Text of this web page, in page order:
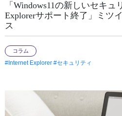
「Windows11の新しいセキュ
Explorerサポート終了」ミツ
ス
コラム
#Internet Explorer #セキュリティ